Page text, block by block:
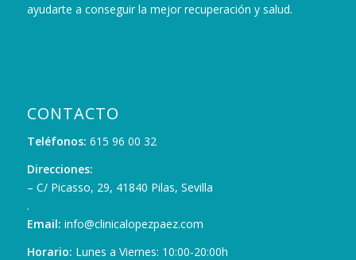
ayudarte a conseguir la mejor recuperación y salud.
CONTACTO
Teléfonos: 615 96 00 32
Direcciones:
– C/ Picasso, 29, 41840 Pilas, Sevilla
.
Email: info@clinicalopezpaez.com
Horario: Lunes a Viernes: 10:00-20:00h